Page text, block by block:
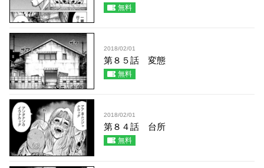
無料
2018/02/01
第８５話 変態
無料
2018/02/01
第８４話 台所
無料